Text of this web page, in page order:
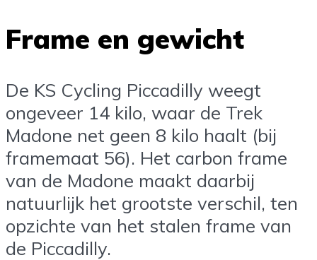
Frame en gewicht
De KS Cycling Piccadilly weegt
ongeveer 14 kilo, waar de Trek
Madone net geen 8 kilo haalt (bij
framemaat 56). Het carbon frame
van de Madone maakt daarbij
natuurlijk het grootste verschil, ten
opzichte van het stalen frame van
de Piccadilly.